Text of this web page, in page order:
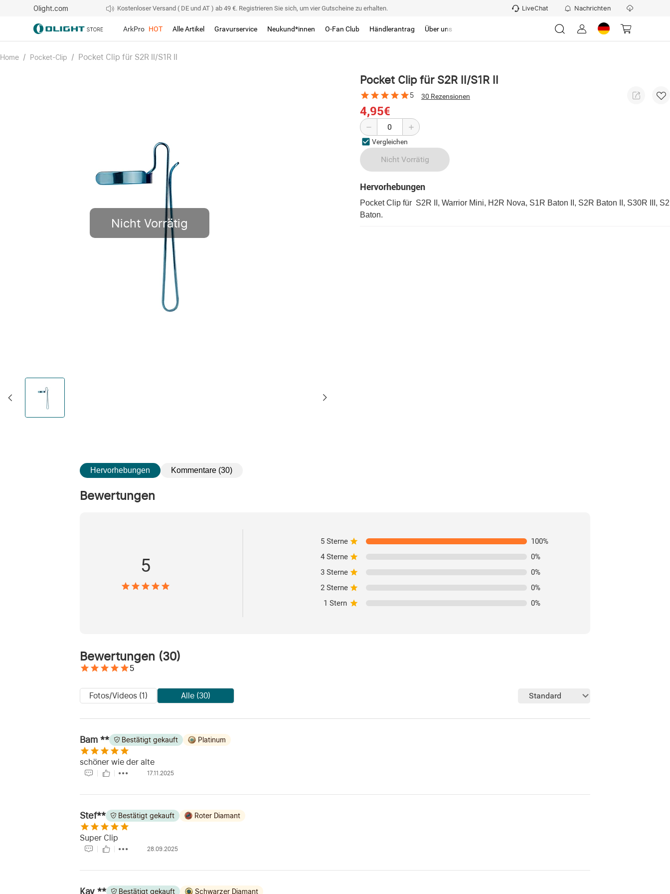
Olight.com Kostenloser Versand ( DE und AT ) ab 49 €. Registrieren Sie sich, um vier Gutscheine zu erhalten. LiveChat Nachrichten
ArkPro HOT Alle Artikel Gravurservice Neukund*innen O-Fan Club Händlerantrag Über uns
Home / Pocket-Clip / Pocket Clip für S2R II/S1R II
Nicht Vorrätig
Pocket Clip für S2R II/S1R II
5 30 Rezensionen
4,95€
Vergleichen
Nicht Vorrätig
Hervorhebungen
Pocket Clip für S2R II, Warrior Mini, H2R Nova, S1R Baton II, S2R Baton II, S30R III, S2
Baton.
Hervorhebungen Kommentare (30)
Bewertungen
5
5 Sterne 100%
4 Sterne
0%
3 Sterne
0%
2 Sterne
0%
1 Stern
0%
Bewertungen (30)
5
Fotos/Videos (1) Alle (30) Standard
Bam ** Bestätigt gekauft Platinum
schöner wie der alte
17.11.2025
Stef** Bestätigt gekauft Roter Diamant
Super Clip
28.09.2025
Kay ** Bestätigt gekauft Schwarzer Diamant